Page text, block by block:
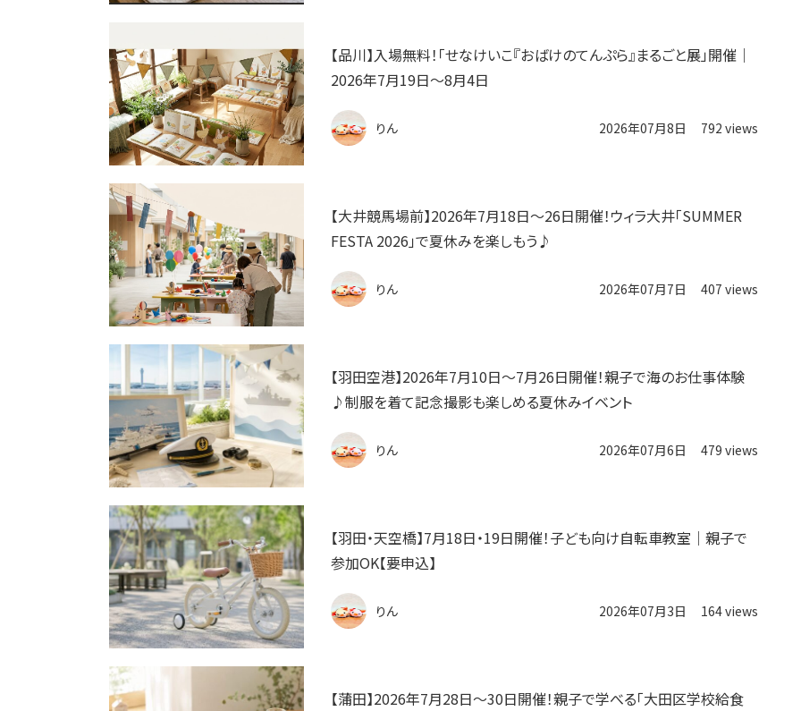
【品川】入場無料！「せなけいこ『おばけのてんぷら』まるごと展」開催｜
2026年7月19日〜8月4日
りん 2026年07月8日 792 views
【大井競馬場前】2026年7月18日〜26日開催！ウィラ大井「SUMMER
FESTA 2026」で夏休みを楽しもう♪
りん 2026年07月7日 407 views
【羽田空港】2026年7月10日～7月26日開催！親子で海のお仕事体験
♪制服を着て記念撮影も楽しめる夏休みイベント
りん 2026年07月6日 479 views
【羽田・天空橋】7月18日・19日開催！子ども向け自転車教室｜親子で
参加OK【要申込】
りん 2026年07月3日 164 views
【蒲田】2026年7月28日～30日開催！親子で学べる「大田区学校給食